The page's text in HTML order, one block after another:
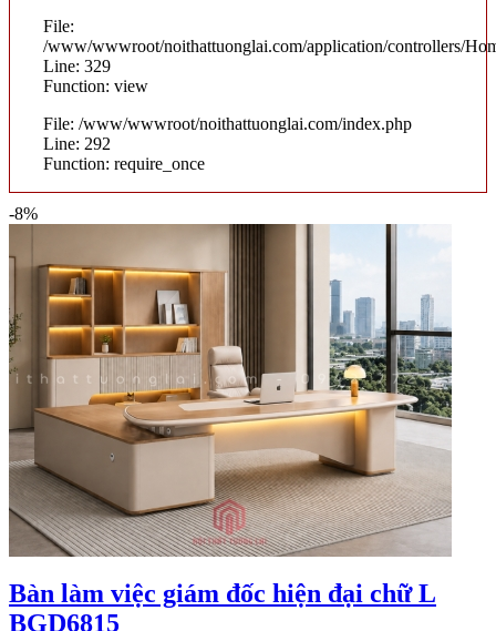
File:
/www/wwwroot/noithattuonglai.com/application/controllers/
Line: 329
Function: view
File: /www/wwwroot/noithattuonglai.com/index.php
Line: 292
Function: require_once
-8%
Bàn làm việc giám đốc hiện đại chữ L
BGD6815